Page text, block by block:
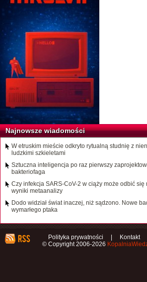
Najnowsze wiadomości
W etruskim mieście odkryto rytualną studnię z
ludzkimi szkieletami
Sztuczna inteligencja po raz pierwszy
bakteriofaga
Czy infekcja SARS-CoV-2 w ciąży może odbić
wyniki metaanalizy
Dodo widział świat inaczej, niż sądzono. Nowe
wymarłego ptaka
Polityka prywatności Kontakt
© Copyright 2006-2026